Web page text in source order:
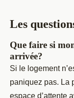
Les
Que faire si
arrivée?
Si le logement
paniquez pas. La
espace d’attente